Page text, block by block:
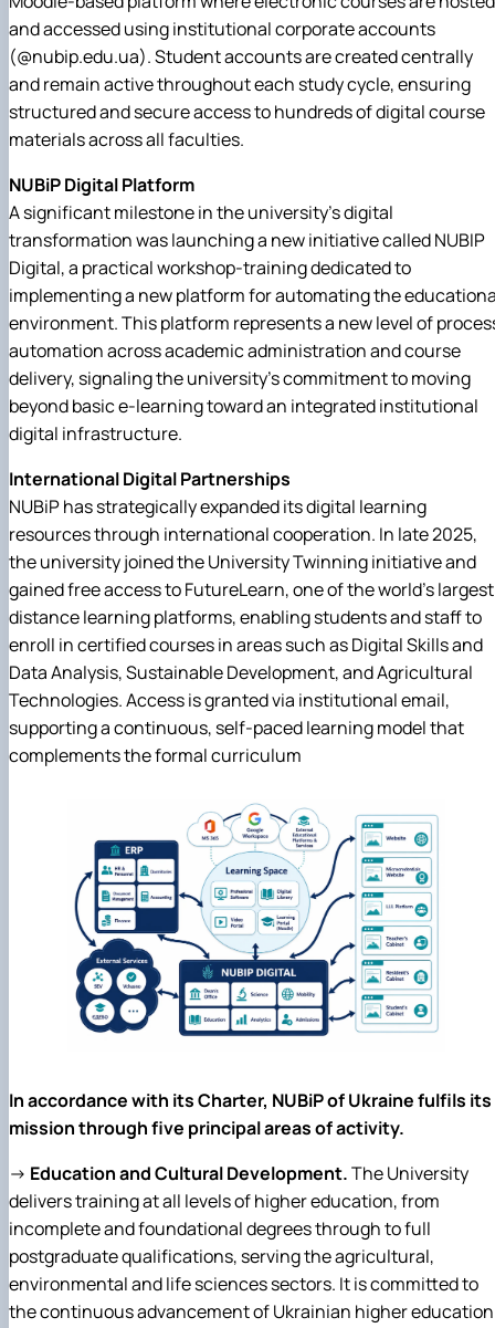
and accessed using institutional corporate accounts
(@nubip.edu.ua). Student accounts are created centrally
and remain active throughout each study cycle, ensuring
structured and secure access to hundreds of digital course
materials across all faculties.
NUBiP Digital Platform
A significant milestone in the university's digital
transformation was launching a new initiative called NUBIP
Digital, a practical workshop-training dedicated to
implementing a new platform for automating the
environment. This platform represents a new level of
automation across academic administration and course
delivery, signaling the university's commitment to moving
beyond basic e-learning toward an integrated institutional
digital infrastructure.
International Digital Partnerships
NUBiP has strategically expanded its digital learning
resources through international cooperation. In late 2025,
the university joined the University Twinning initiative and
gained free access to FutureLearn, one of the world's largest
distance learning platforms, enabling students and staff to
enroll in certified courses in areas such as Digital Skills and
Data Analysis, Sustainable Development, and Agricultural
Technologies. Access is granted via institutional email,
supporting a continuous, self-paced learning model that
complements the formal curriculum
In accordance with its Charter, NUBiP of Ukraine fulfils its
mission through five principal areas of activity.
→ Education and Cultural Development.The University
delivers training at all levels of higher education, from
incomplete and foundational degrees through to full
postgraduate qualifications, serving the agricultural,
environmental and life sciences sectors. It is committed to
the continuous advancement of Ukrainian higher education